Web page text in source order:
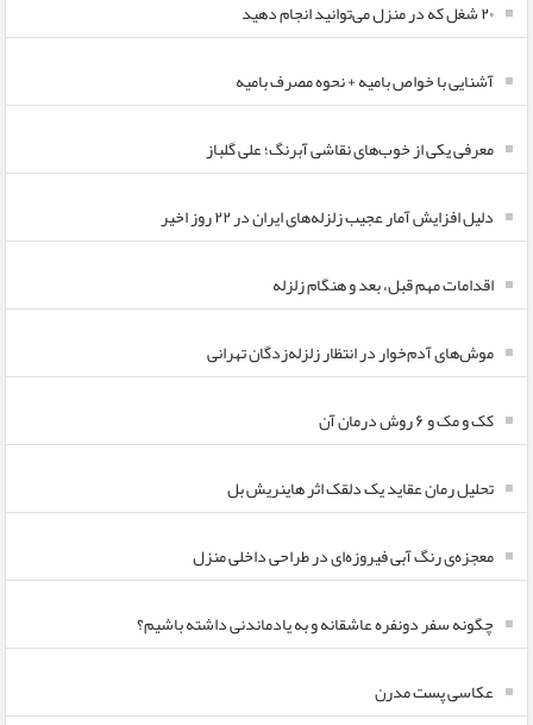
۲۰ شغل که در منزل می‌توانید انجام دهید
آشنایی با خواص بامیه + نحوه مصرف بامیه
معرفی یکی از خوب‌های نقاشی آبرنگ؛ علی گلباز
دلیل افزایش آمار عجیب زلزله‌های ایران در ۲۲ روز اخیر
اقدامات مهم قبل، بعد و هنگام زلزله
موش‌های آدم‌خوار در انتظار زلزله‌زدگان تهرانی
کک و مک و ۶ روش درمان آن
تحلیل رمان عقاید یک دلقک اثر هاینریش بل
معجزه‌ی رنگ آبی فیروزه‌ای در طراحی داخلی منزل
چگونه سفر دونفره عاشقانه و به یادماندنی داشته باشیم؟
عکاسی پست مدرن